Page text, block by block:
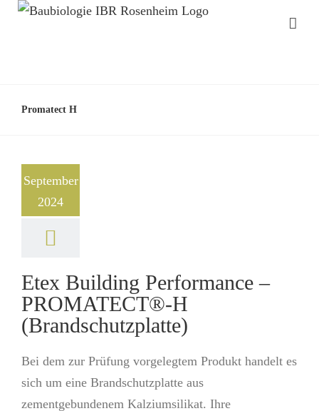
Promatect H
September
2024
Etex Building Performance –
PROMATECT®-H
(Brandschutzplatte)
Bei dem zur Prüfung vorgelegtem Produkt handelt es
sich um eine Brandschutzplatte aus
zementgebundenem Kalziumsilikat. Ihre